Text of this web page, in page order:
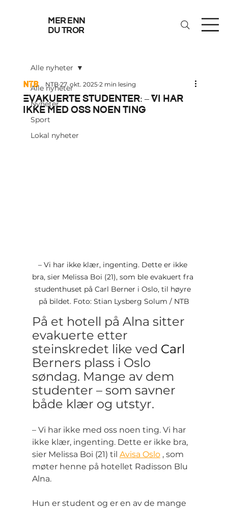
mer enn
du tror
Alle nyheter
Nyheter
Sport
Lokal nyheter
Alle nyheter
Evakuerte studenter: – Vi har
ikke med oss noen ting
NTB 27. okt. 2025 2 min lesing
– Vi har ikke klær, ingenting. Dette er ikke
bra, sier Melissa Boi (21), som ble evakuert fra
studenthuset på Carl Berner i Oslo, til høyre
på bildet. Foto: Stian Lysberg Solum / NTB
På et hotell på Alna sitter
evakuerte etter
steinskredet like ved Carl
Berners plass i Oslo
søndag. Mange av dem
studenter – som savner
både klær og utstyr.
– Vi har ikke med oss noen ting. Vi har
ikke klær, ingenting. Dette er ikke bra,
sier Melissa Boi (21) til Avisa Oslo , som
møter henne på hotellet Radisson Blu
Alna.
Hun er student og er en av de mange